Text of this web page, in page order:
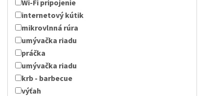
Wi-Fi pripojenie
internetový kútik
mikrovlnná rúra
umývačka riadu
práčka
umývačka riadu
krb - barbecue
výťah